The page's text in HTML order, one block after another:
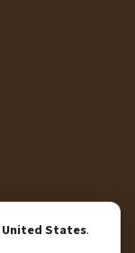
United States.